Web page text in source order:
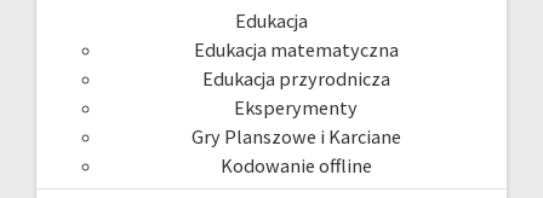
Edukacja
Edukacja matematyczna
Edukacja przyrodnicza
Eksperymenty
Gry Planszowe i Karciane
Kodowanie offline